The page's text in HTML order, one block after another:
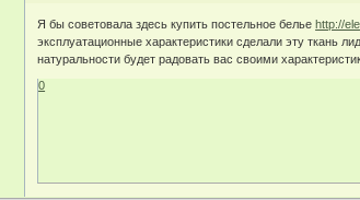
Я бы советовала здесь купить постельное бельеhttp://
эксплуатационные характеристики сделали эту ткань
натуральности будет радовать вас своими
0